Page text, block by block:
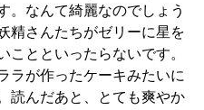
。なんて綺麗なのでしょう
精さんたちがゼリーに星を
ことといったらないです。
ラが作ったケーキみたいに
読んだあと、とても爽やか